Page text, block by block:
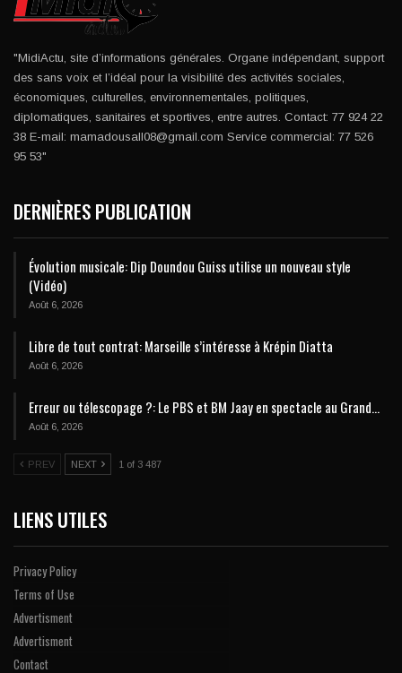
"MidiActu, site d’informations générales. Organe indépendant, support
des sans voix et l’idéal pour la visibilité des activités sociales,
économiques, culturelles, environnementales, politiques,
diplomatiques, sanitaires et sportives, entre autres. Contact: 77 924 22
38 E-mail: mamadousall08@gmail.com Service commercial: 77 526
95 53"
DERNIÈRES PUBLICATION
Évolution musicale: Dip Doundou Guiss utilise un nouveau style
(Vidéo)
Août 6, 2026
Libre de tout contrat: Marseille s’intéresse à Krépin Diatta
Août 6, 2026
Erreur ou télescopage ?: Le PBS et BM Jaay en spectacle au Grand…
Août 6, 2026
PREV NEXT 1 of 3 487
LIENS UTILES
Privacy Policy
Terms of Use
Advertisment
Advertisment
Contact